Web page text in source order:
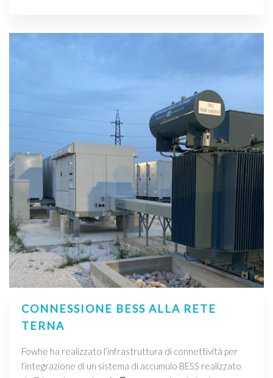
CONNESSIONE BESS ALLA RETE
TERNA
Fowhe ha realizzato l’infrastruttura di connettività per
l’integrazione di un sistema di accumulo BESS realizzato